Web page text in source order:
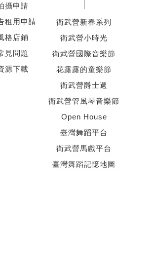
攝申請
租用申請
格店鋪
見問題
源下載
衛武營新春系列
衛武營小時光
衛武營國際音樂節
花露露的童樂節
衛武營爵士週
衛武營管風琴音樂節
Open House
臺灣舞蹈平台
衛武營馬戲平台
臺灣舞蹈記憶地圖